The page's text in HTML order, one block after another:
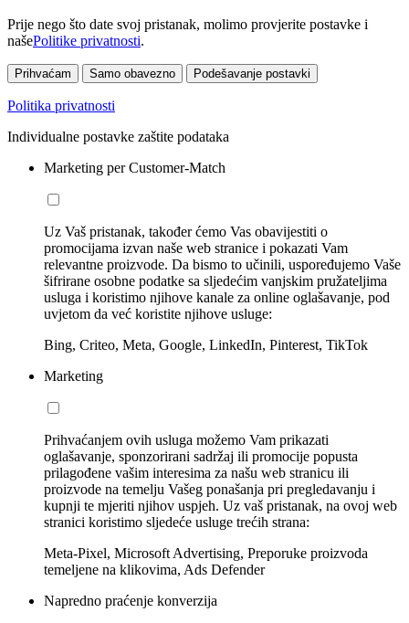
Prije nego što date svoj pristanak, molimo provjerite postavke i
našePolitike privatnosti.
Prihvaćam Samo obavezno Podešavanje postavki
Politika privatnosti
Individualne postavke zaštite podataka
Marketing per Customer-Match
Uz Vaš pristanak, također ćemo Vas obavijestiti o
promocijama izvan naše web stranice i pokazati Vam
relevantne proizvode. Da bismo to učinili, uspoređujemo Vaše
šifrirane osobne podatke sa sljedećim vanjskim pružateljima
usluga i koristimo njihove kanale za online oglašavanje, pod
uvjetom da već koristite njihove usluge:
Bing, Criteo, Meta, Google, LinkedIn, Pinterest, TikTok
Marketing
Prihvaćanjem ovih usluga možemo Vam prikazati
oglašavanje, sponzorirani sadržaj ili promocije popusta
prilagođene vašim interesima za našu web stranicu ili
proizvode na temelju Vašeg ponašanja pri pregledavanju i
kupnji te mjeriti njihov uspjeh. Uz vaš pristanak, na ovoj web
stranici koristimo sljedeće usluge trećih strana:
Meta-Pixel, Microsoft Advertising, Preporuke proizvoda
temeljene na klikovima, Ads Defender
Napredno praćenje konverzija